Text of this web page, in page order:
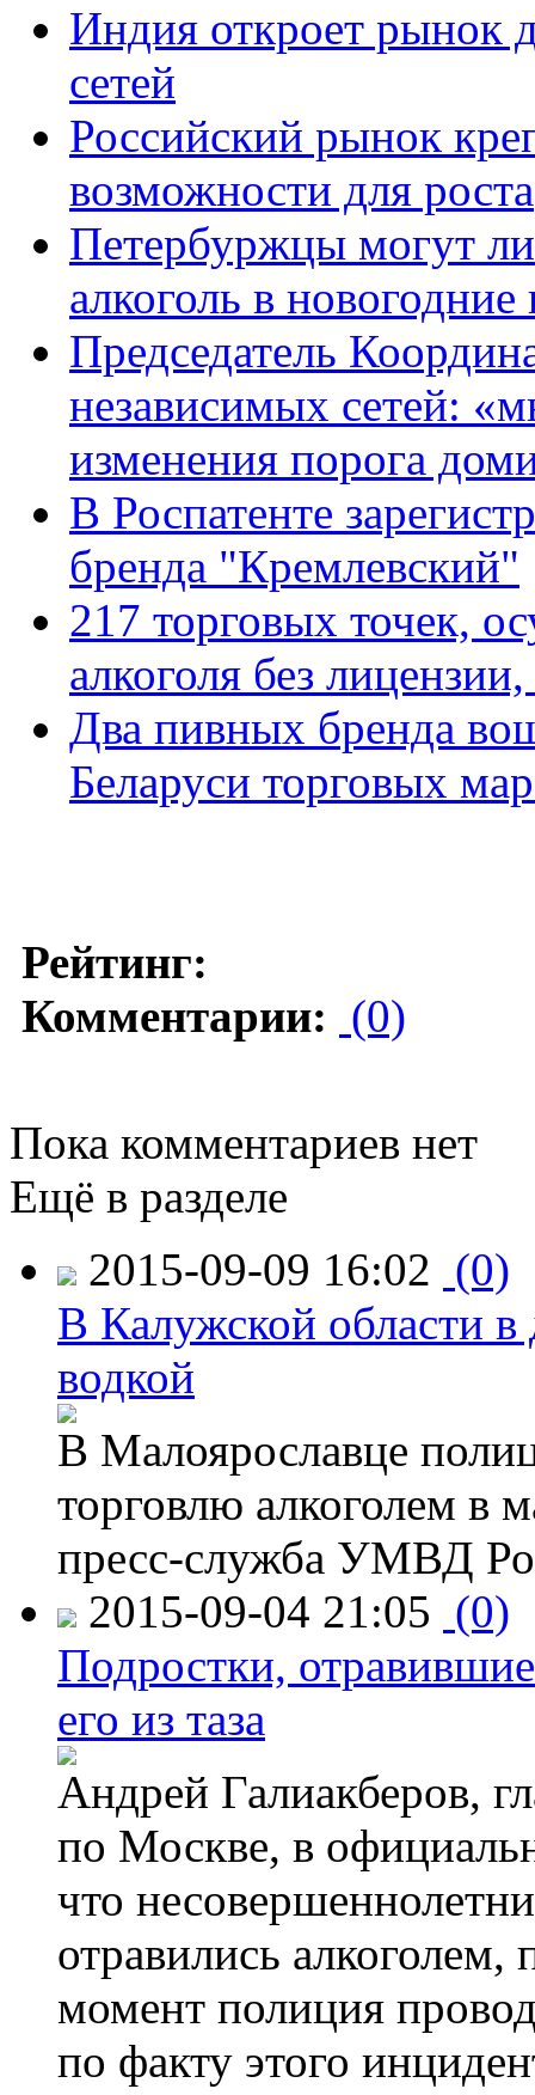
Индия откроет рынок
сетей
Российский рынок
возможности для роста
Петербуржцы могут
алкоголь в
Председатель
независимых сетей:
изменения порога
В Роспатенте
бренда "Кремлевский"
217 торговых точек,
алкоголя без
Два пивных бренда
Беларуси торговых
Рейтинг:
Комментарии: (0)
Пока комментариев нет
Ещё в разделе
2015-09-09 16:02 (0)
В Калужской области в
водкой
В Малоярославце
торговлю алкоголем в
пресс-служба УМВД
2015-09-04 21:05 (0)
Подростки,
его из таза
Андрей Галиакберов,
по Москве, в
что
отравились
момент полиция
по факту этого